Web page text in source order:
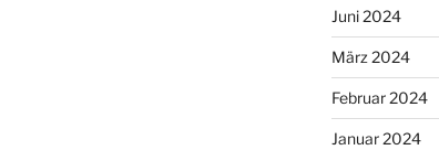
Juni 2024
März 2024
Februar 2024
Januar 2024